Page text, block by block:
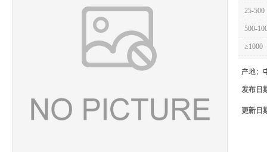
25-500
500-
≥1000
产地：
发布日
更新日